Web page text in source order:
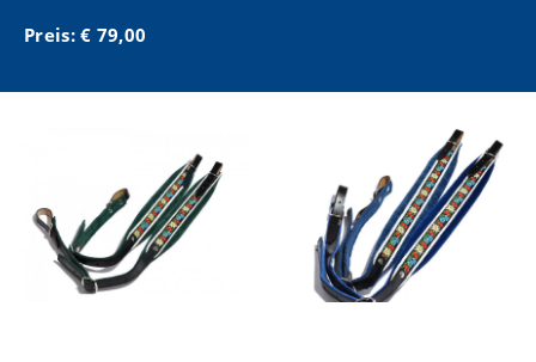
Preis: € 79,00